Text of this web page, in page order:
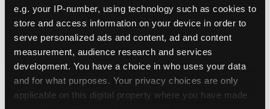
e.g. your IP-number, using technology such as cookies to
store and access information on your device in order to
serve personalized ads and content, ad and content
measurement, audience research and services
development. You have a choice in who uses your data
and for what purposes. Your privacy choices are only
applicable on this digital property where you have made
Estado
Sí, comprendo y acepto los